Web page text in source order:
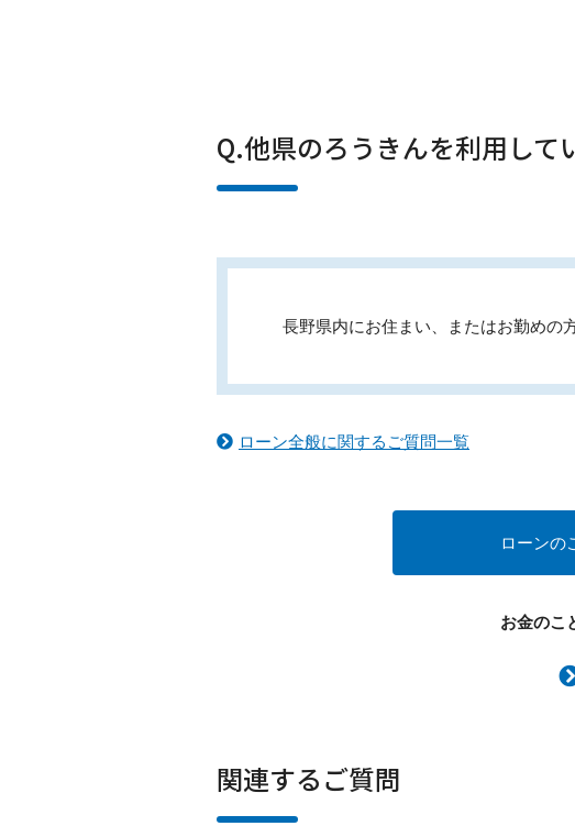
Q.他県のろうきんを利用して
長野県内にお住まい、またはお勤めの
ローン全般に関するご質問一覧
ローンの
お金のこ
関連するご質問